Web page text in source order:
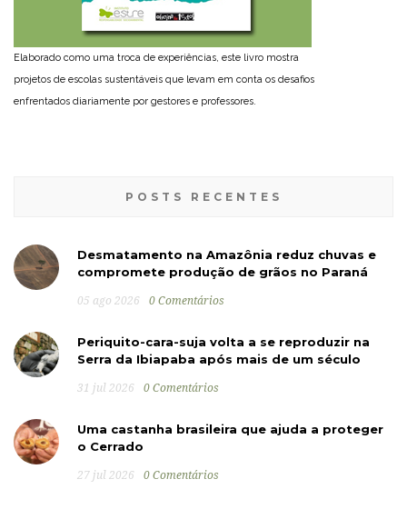
Elaborado como uma troca de experiências, este livro mostra
projetos de escolas sustentáveis que levam em conta os desafios
enfrentados diariamente por gestores e professores.
POSTS RECENTES
Desmatamento na Amazônia reduz chuvas e
compromete produção de grãos no Paraná
05 ago 2026 0 Comentários
Periquito-cara-suja volta a se reproduzir na
Serra da Ibiapaba após mais de um século
31 jul 2026 0 Comentários
Uma castanha brasileira que ajuda a proteger
o Cerrado
27 jul 2026 0 Comentários